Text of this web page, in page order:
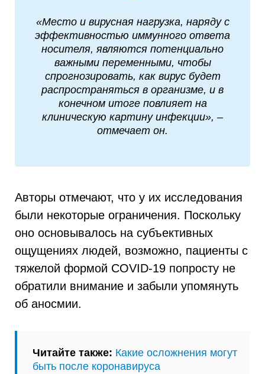
«Место и вирусная нагрузка, наряду с
эффективностью иммунного ответа
носителя, являются потенциально
важными переменными, чтобы
спрогнозировать, как вирус будет
распространяться в организме, и в
конечном итоге повлияет на
клиническую картину инфекции», –
отмечает он.
Авторы отмечают, что у их исследования
были некоторые ограничения. Поскольку
оно основывалось на субъективных
ощущениях людей, возможно, пациенты с
тяжелой формой COVID-19 попросту не
обратили внимание и забыли упомянуть
об аносмии.
Читайте также: Какие осложнения могут
быть после коронавируса